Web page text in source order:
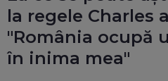
la regele Charles
"România ocupă
în inima mea"